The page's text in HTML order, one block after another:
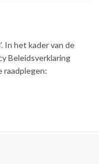
In het kader van de
Beleidsverklaring
raadplegen: